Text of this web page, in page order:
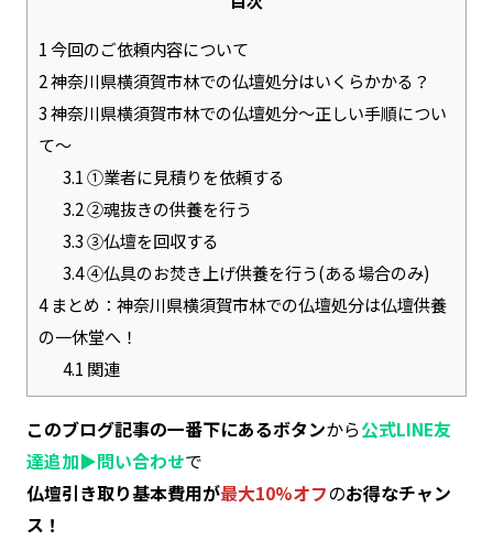
1今回のご依頼内容について
2神奈川県横須賀市林での仏壇処分はいくらかかる？
3神奈川県横須賀市林での仏壇処分～正しい手順につい
て～
3.1①業者に見積りを依頼する
3.2②魂抜きの供養を行う
3.3③仏壇を回収する
3.4④仏具のお焚き上げ供養を行う(ある場合のみ)
4まとめ：神奈川県横須賀市林での仏壇処分は仏壇供養
の一休堂へ！
4.1 関連
このブログ記事の一番下にあるボタンから公式LINE友
達追加▶︎問い合わせで
仏壇引き取り基本費用が最大10%オフのお得なチャン
ス！